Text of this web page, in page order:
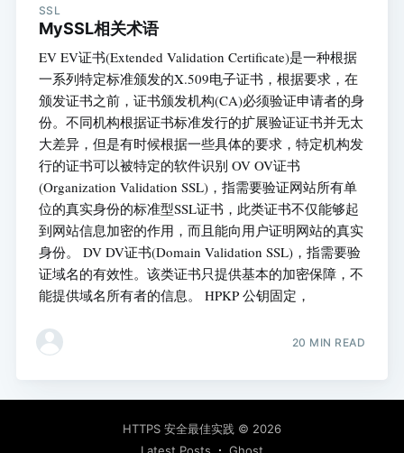
SSL
MySSL相关术语
EV EV证书(Extended Validation Certificate)是一种根据
一系列特定标准颁发的X.509电子证书，根据要求，在
颁发证书之前，证书颁发机构(CA)必须验证申请者的身
份。不同机构根据证书标准发行的扩展验证证书并无太
大差异，但是有时候根据一些具体的要求，特定机构发
行的证书可以被特定的软件识别 OV OV证书
(Organization Validation SSL)，指需要验证网站所有单
位的真实身份的标准型SSL证书，此类证书不仅能够起
到网站信息加密的作用，而且能向用户证明网站的真实
身份。 DV DV证书(Domain Validation SSL)，指需要验
证域名的有效性。该类证书只提供基本的加密保障，不
能提供域名所有者的信息。 HPKP 公钥固定，
20 MIN READ
HTTPS 安全最佳实践 © 2026